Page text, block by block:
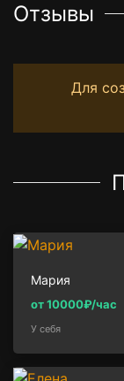
Отзывы
Для
Мария
от 10000₽/час
У себя